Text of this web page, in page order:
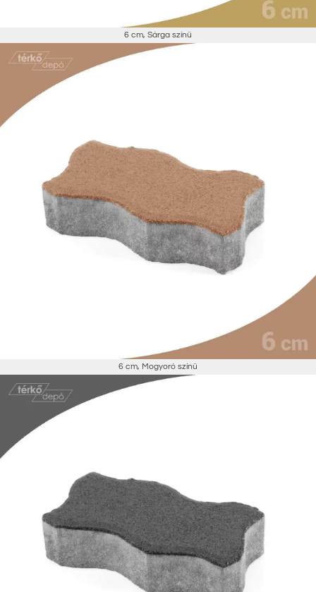
6 cm, Sárga színű
6 cm, Mogyoró színű